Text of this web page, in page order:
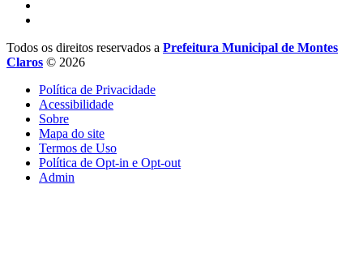
Todos os direitos reservados a Prefeitura Municipal de Montes
Claros © 2026
Política de Privacidade
Acessibilidade
Sobre
Mapa do site
Termos de Uso
Política de Opt-in e Opt-out
Admin